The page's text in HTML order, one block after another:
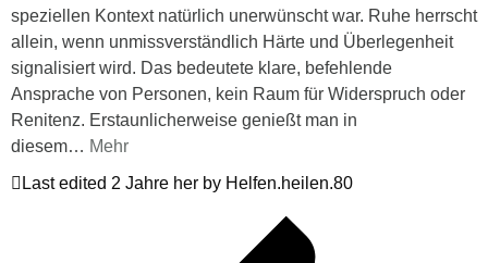
speziellen Kontext natürlich unerwünscht war. Ruhe herrscht
allein, wenn unmissverständlich Härte und Überlegenheit
signalisiert wird. Das bedeutete klare, befehlende
Ansprache von Personen, kein Raum für Widerspruch oder
Renitenz. Erstaunlicherweise genießt man in
diesem… Mehr
Last edited 2 Jahre her by Helfen.heilen.80